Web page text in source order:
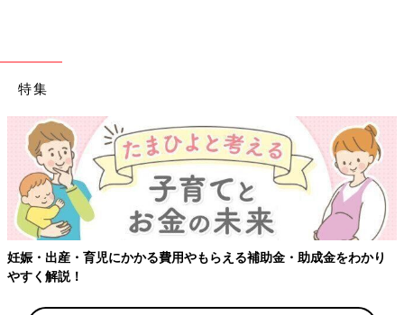
特集
かり
【ワクチン接種できるものも】妊婦の感染症対策、知ってお